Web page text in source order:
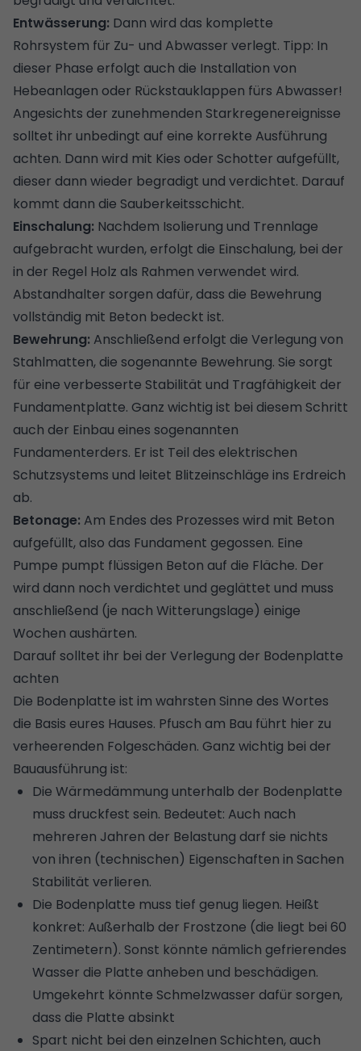
Entwässerung: Dann wird das komplette
Rohrsystem für Zu- und Abwasser verlegt. Tipp: In
dieser Phase erfolgt auch die Installation von
Hebeanlagen oder Rückstauklappen fürs Abwasser!
Angesichts der zunehmenden Starkregenereignisse
solltet ihr unbedingt auf eine korrekte Ausführung
achten. Dann wird mit Kies oder Schotter aufgefüllt,
dieser dann wieder begradigt und verdichtet. Darauf
kommt dann die Sauberkeitsschicht.
Einschalung: Nachdem Isolierung und Trennlage
aufgebracht wurden, erfolgt die Einschalung, bei der
in der Regel Holz als Rahmen verwendet wird.
Abstandhalter sorgen dafür, dass die Bewehrung
vollständig mit Beton bedeckt ist.
Bewehrung: Anschließend erfolgt die Verlegung von
Stahlmatten, die sogenannte Bewehrung. Sie sorgt
für eine verbesserte Stabilität und Tragfähigkeit der
Fundamentplatte. Ganz wichtig ist bei diesem Schritt
auch der Einbau eines sogenannten
Fundamenterders. Er ist Teil des elektrischen
Schutzsystems und leitet Blitzeinschläge ins Erdreich
ab.
Betonage: Am Endes des Prozesses wird mit Beton
aufgefüllt, also das Fundament gegossen. Eine
Pumpe pumpt flüssigen Beton auf die Fläche. Der
wird dann noch verdichtet und geglättet und muss
anschließend (je nach Witterungslage) einige
Wochen aushärten.
Darauf solltet ihr bei der Verlegung der Bodenplatte
achten
Die Bodenplatte ist im wahrsten Sinne des Wortes
die Basis eures Hauses. Pfusch am Bau führt hier zu
verheerenden Folgeschäden. Ganz wichtig bei der
Bauausführung ist:
Die Wärmedämmung unterhalb der Bodenplatte
muss druckfest sein. Bedeutet: Auch nach
mehreren Jahren der Belastung darf sie nichts
von ihren (technischen) Eigenschaften in Sachen
Stabilität verlieren.
Die Bodenplatte muss tief genug liegen. Heißt
konkret: Außerhalb der Frostzone (die liegt bei 60
Zentimetern). Sonst könnte nämlich gefrierendes
Wasser die Platte anheben und beschädigen.
Umgekehrt könnte Schmelzwasser dafür sorgen,
dass die Platte absinkt
Spart nicht bei den einzelnen Schichten, auch